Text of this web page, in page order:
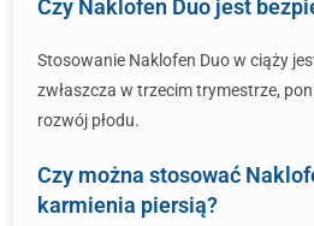
Czy Naklofen Duo jest
Stosowanie Naklofen Duo w ciąży
zwłaszcza w trzecim trymestrze,
rozwój płodu.
Czy można stosować
karmienia piersią?